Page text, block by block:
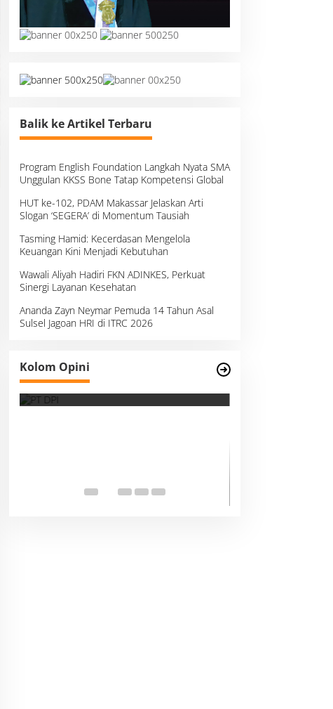
Balik ke Artikel Terbaru
Program English Foundation Langkah Nyata SMA
Unggulan KKSS Bone Tatap Kompetensi Global
HUT ke-102, PDAM Makassar Jelaskan Arti
Slogan ‘SEGERA’ di Momentum Tausiah
Tasming Hamid: Kecerdasan Mengelola
Keuangan Kini Menjadi Kebutuhan
Wawali Aliyah Hadiri FKN ADINKES, Perkuat
Sinergi Layanan Kesehatan
Ananda Zayn Neymar Pemuda 14 Tahun Asal
Sulsel Jagoan HRI di ITRC 2026
Kolom Opini
Kejujuran Membaca Realitas